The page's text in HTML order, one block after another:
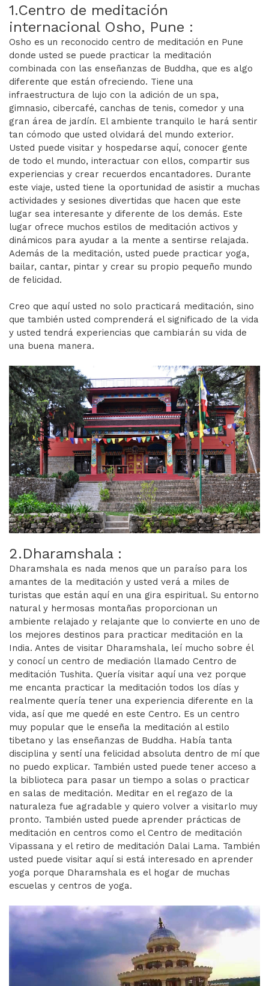
1.Centro de meditación
internacional Osho, Pune :
Osho es un reconocido centro de meditación en Pune
donde usted se puede practicar la meditación
combinada con las enseñanzas de Buddha, que es algo
diferente que están ofreciendo. Tiene una
infraestructura de lujo con la adición de un spa,
gimnasio, cibercafé, canchas de tenis, comedor y una
gran área de jardín. El ambiente tranquilo le hará sentir
tan cómodo que usted olvidará del mundo exterior.
Usted puede visitar y hospedarse aquí, conocer gente
de todo el mundo, interactuar con ellos, compartir sus
experiencias y crear recuerdos encantadores. Durante
este viaje, usted tiene la oportunidad de asistir a muchas
actividades y sesiones divertidas que hacen que este
lugar sea interesante y diferente de los demás. Este
lugar ofrece muchos estilos de meditación activos y
dinámicos para ayudar a la mente a sentirse relajada.
Además de la meditación, usted puede practicar yoga,
bailar, cantar, pintar y crear su propio pequeño mundo
de felicidad.
Creo que aquí usted no solo practicará meditación, sino
que también usted comprenderá el significado de la vida
y usted tendrá experiencias que cambiarán su vida de
una buena manera.
2.Dharamshala :
Dharamshala es nada menos que un paraíso para los
amantes de la meditación y usted verá a miles de
turistas que están aquí en una gira espiritual. Su entorno
natural y hermosas montañas proporcionan un
ambiente relajado y relajante que lo convierte en uno de
los mejores destinos para practicar meditación en la
India. Antes de visitar Dharamshala, leí mucho sobre él
y conocí un centro de mediación llamado Centro de
meditación Tushita. Quería visitar aquí una vez porque
me encanta practicar la meditación todos los días y
realmente quería tener una experiencia diferente en la
vida, así que me quedé en este Centro. Es un centro
muy popular que le enseña la meditación al estilo
tibetano y las enseñanzas de Buddha. Había tanta
disciplina y sentí una felicidad absoluta dentro de mí que
no puedo explicar. También usted puede tener acceso a
la biblioteca para pasar un tiempo a solas o practicar
en salas de meditación. Meditar en el regazo de la
naturaleza fue agradable y quiero volver a visitarlo muy
pronto. También usted puede aprender prácticas de
meditación en centros como el Centro de meditación
Vipassana y el retiro de meditación Dalai Lama. También
usted puede visitar aquí si está interesado en aprender
yoga porque Dharamshala es el hogar de muchas
escuelas y centros de yoga.